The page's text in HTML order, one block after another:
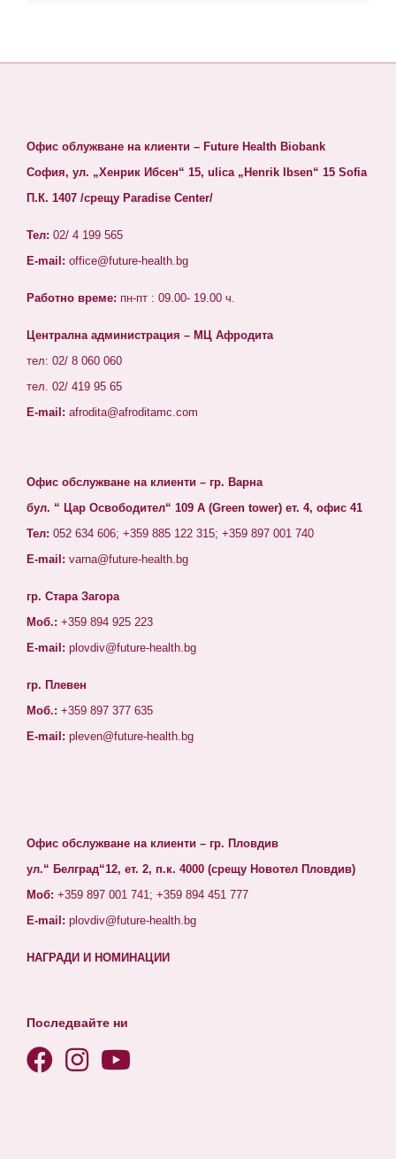
Офис облужване на клиенти – Future Health Biobank
София, ул. „Хенрик Ибсен“ 15, ulica „Henrik Ibsen“ 15 Sofia
П.К. 1407 /срещу Paradise Center/
Тел: 02/ 4 199 565
E-mail: office@future-health.bg
Работно време: пн-пт : 09.00- 19.00 ч.
Централна администрация – МЦ Афродита
тел: 02/ 8 060 060
тел. 02/ 419 95 65
E-mail: afrodita@afroditamc.com
Офис обслужване на клиенти – гр. Варна
бул. “ Цар Освободител“ 109 А (Green tower) ет. 4, офис 41
Тел: 052 634 606; +359 885 122 315; +359 897 001 740
E-mail: varna@future-health.bg
гр. Стара Загора
Моб.: +359 894 925 223
E-mail: plovdiv@future-health.bg
гр. Плевен
Моб.: +359 897 377 635
E-mail: pleven@future-health.bg
Офис обслужване на клиенти – гр. Пловдив
ул.“ Белград“12, ет. 2, п.к. 4000 (срещу Новотел Пловдив)
Моб: +359 897 001 741; +359 894 451 777
E-mail: plovdiv@future-health.bg
НАГРАДИ И НОМИНАЦИИ
Последвайте ни